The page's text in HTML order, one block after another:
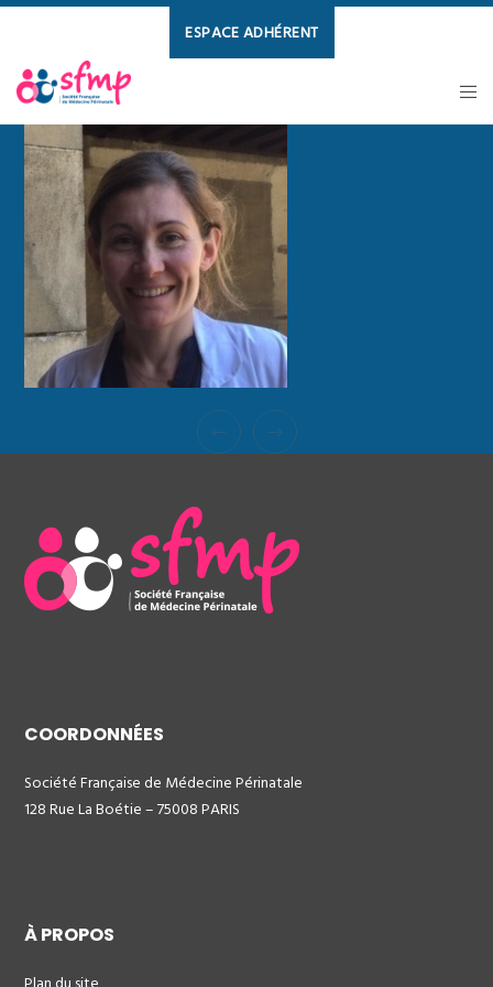
ESPACE ADHÉRENT
COORDONNÉES
Société Française de Médecine Périnatale
128 Rue La Boétie – 75008 PARIS
À PROPOS